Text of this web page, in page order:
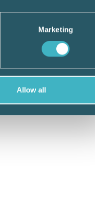
Marketing
Allow all